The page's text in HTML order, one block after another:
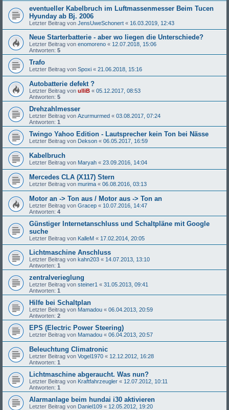
eventueller Kabelbruch im Luftmassenmesser Beim Tucen
Hyunday ab Bj. 2006
Letzter Beitrag von JensUweSchonert « 16.03.2019, 12:43
Neue Starterbatterie - aber wo liegen die Unterschiede?
Letzter Beitrag von enomoreno « 12.07.2018, 15:06
Antworten: 5
Trafo
Letzter Beitrag von Spoxi « 21.06.2018, 15:16
Autobatterie defekt ?
Letzter Beitrag von ulliB « 05.12.2017, 08:53
Antworten: 5
Drehzahlmesser
Letzter Beitrag von Azurmurmed « 03.08.2017, 07:24
Antworten: 1
Twingo Yahoo Edition - Lautsprecher kein Ton bei Nässe
Letzter Beitrag von Dekson « 06.05.2017, 16:59
Kabelbruch
Letzter Beitrag von Maryah « 23.09.2016, 14:04
Mercedes CLA (X117) Stern
Letzter Beitrag von murima « 06.08.2016, 03:13
Motor an -> Ton aus / Motor aus -> Ton an
Letzter Beitrag von Gracep « 10.07.2016, 14:47
Antworten: 4
Günstiger Internetanschluss und Schaltpläne mit Google
suche
Letzter Beitrag von KalleM « 17.02.2014, 20:05
Lichtmaschine Anschluss
Letzter Beitrag von kahn203 « 14.07.2013, 13:10
Antworten: 1
zentralverieglung
Letzter Beitrag von steiner1 « 31.05.2013, 09:41
Antworten: 1
Hilfe bei Schaltplan
Letzter Beitrag von Mamadou « 06.04.2013, 20:59
Antworten: 2
EPS (Electric Power Steering)
Letzter Beitrag von Mamadou « 06.04.2013, 20:57
Beleuchtung Climatronic
Letzter Beitrag von Vogel1970 « 12.12.2012, 16:28
Antworten: 1
Lichtmaschine abgeraucht. Was nun?
Letzter Beitrag von Kraftfahrzeugler « 12.07.2012, 10:11
Antworten: 1
Alarmanlage beim hundai i30 aktivieren
Letzter Beitrag von Daniel109 « 12.05.2012, 19:20